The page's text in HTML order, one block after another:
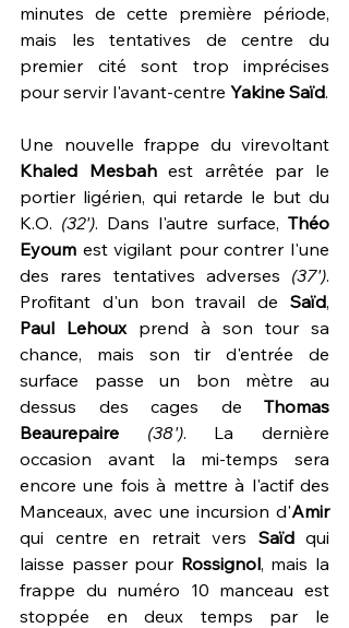
minutes de cette première période,
mais les tentatives de centre du
premier cité sont trop imprécises
pour servir l'avant-centre Yakine Saïd.
Khaled Mesbah est arrêtée par le
portier ligérien, qui retarde le but du
K.O. (32'). Dans l'autre surface, Théo
Eyoum est vigilant pour contrer l'une
des rares tentatives adverses (37').
Profitant d'un bon travail de Saïd
Paul Lehoux prend à son tour sa
chance, mais son tir d'entrée de
surface passe un bon mètre au
dessus des cages de Thomas
Beaurepaire
(38'). La dernière
occasion avant la mi-temps sera
encore une fois à mettre à l'actif des
Manceaux, avec une incursion d'Amir
qui centre en retrait vers Saïd qui
laisse passer pour Rossignol, mais la
frappe du numéro 10 manceau est
stoppée en deux temps par le